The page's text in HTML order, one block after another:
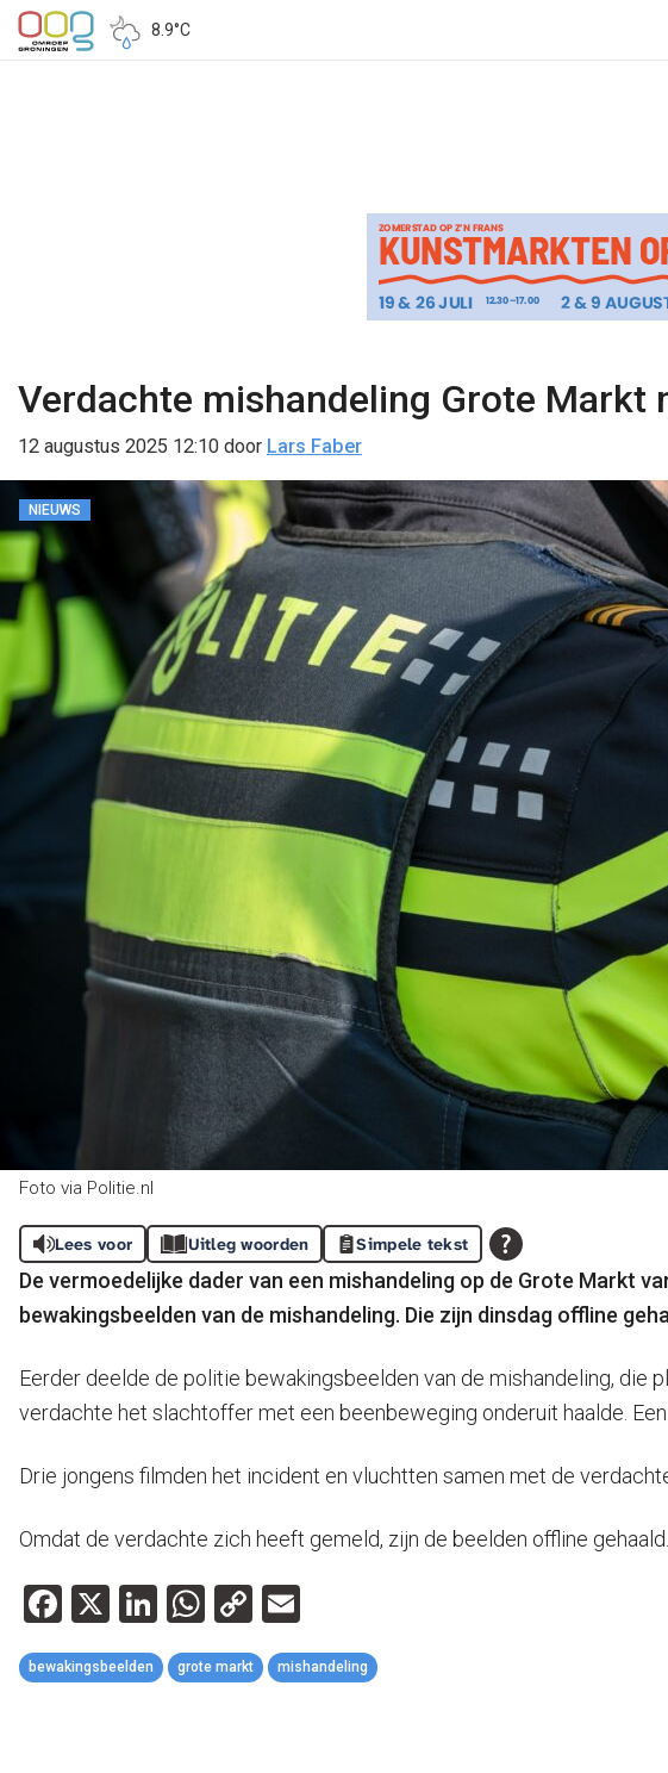
8.9°C
Verdachte mishandeling Grote
12 augustus 2025 12:10 door Lars Faber
NIEUWS
Foto via Politie.nl
Lees voor Uitleg woorden Simpele tekst
De vermoedelijke dader van een mishandeling op de Grote Markt
bewakingsbeelden van de mishandeling. Die zijn dinsdag offline
Eerder deelde de politie bewakingsbeelden van de mishandeling, die
verdachte het slachtoffer met een beenbeweging onderuit haalde.
Drie jongens filmden het incident en vluchtten samen met de
Omdat de verdachte zich heeft gemeld, zijn de beelden offline
Facebook
X LinkedIn
WhatsApp
Copy
Link
bewakingsbeelden grote markt mishandeling